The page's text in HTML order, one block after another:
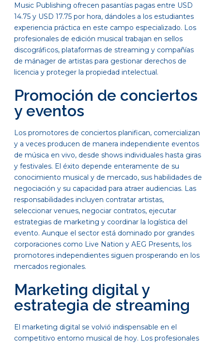
Music Publishing ofrecen pasantías pagas entre USD
14.75 y USD 17.75 por hora, dándoles a los estudiantes
experiencia práctica en este campo especializado. Los
profesionales de edición musical trabajan en sellos
discográficos, plataformas de streaming y compañías
de mánager de artistas para gestionar derechos de
licencia y proteger la propiedad intelectual.
Promoción de conciertos
y eventos
Los promotores de conciertos planifican, comercializan
y a veces producen de manera independiente eventos
de música en vivo, desde shows individuales hasta giras
y festivales. El éxito depende enteramente de su
conocimiento musical y de mercado, sus habilidades de
negociación y su capacidad para atraer audiencias. Las
responsabilidades incluyen contratar artistas,
seleccionar venues, negociar contratos, ejecutar
estrategias de marketing y coordinar la logística del
evento. Aunque el sector está dominado por grandes
corporaciones como Live Nation y AEG Presents, los
promotores independientes siguen prosperando en los
mercados regionales.
Marketing digital y
estrategia de streaming
El marketing digital se volvió indispensable en el
competitivo entorno musical de hoy. Los profesionales